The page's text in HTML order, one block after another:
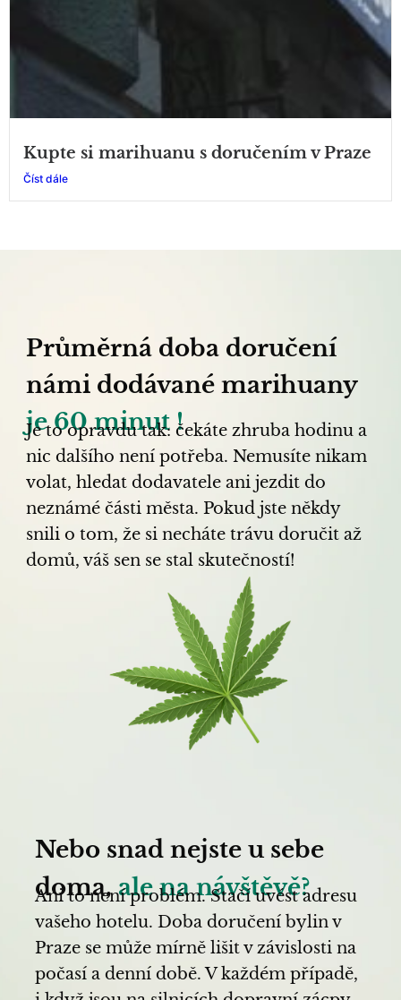
Kupte si marihuanu s doručením v Praze
Číst dále
Průměrná doba doručení
námi dodávané marihuany
je 60 minut !
Je to opravdu tak: čekáte zhruba hodinu a
nic dalšího není potřeba. Nemusíte nikam
volat, hledat dodavatele ani jezdit do
neznámé části města. Pokud jste někdy
snili o tom, že si necháte trávu doručit až
domů, váš sen se stal skutečností!
Nebo snad nejste u sebe
doma,ale na návštěvě?
Ani to není problém. Stačí uvést adresu
vašeho hotelu. Doba doručení bylin v
Praze se může mírně lišit v závislosti na
počasí a denní době. V každém případě,